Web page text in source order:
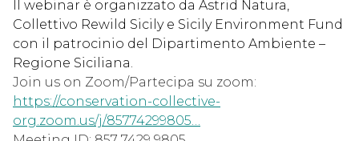
Il webinar è organizzato da Astrid Natura,
Collettivo Rewild Sicily e Sicily Environment Fund
con il patrocinio del
Dipartimento Ambiente –
Regione Siciliana
Join us on Zoom/Partecipa su zoom:
https://conservation-collective-
org.zoom.us/j/85774299805…